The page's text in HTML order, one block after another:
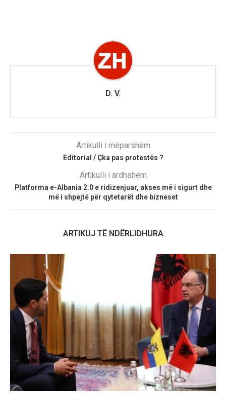
D. V.
Artikulli i mëparshëm
Editorial / Çka pas protestës ?
Artikulli i ardhshëm
Platforma e-Albania 2.0 e ridizenjuar, akses më i sigurt dhe
më i shpejtë për qytetarët dhe bizneset
ARTIKUJ TË NDËRLIDHURA